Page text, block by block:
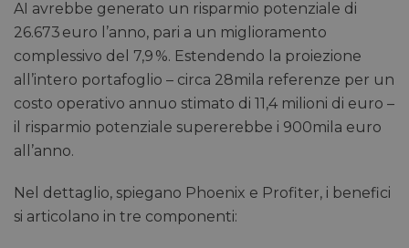
AI avrebbe generato un risparmio potenziale di
26.673 euro l’anno, pari a un miglioramento
complessivo del 7,9 %. Estendendo la proiezione
all’intero portafoglio – circa 28mila referenze per un
costo operativo annuo stimato di 11,4 milioni di euro –
il risparmio potenziale supererebbe i 900mila euro
all’anno.
Nel dettaglio, spiegano Phoenix e Profiter, i benefici
si articolano in tre componenti: